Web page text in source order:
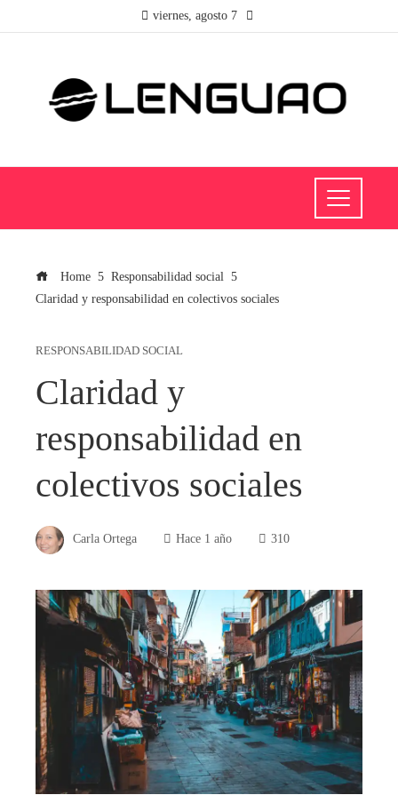
viernes, agosto 7
Home
Responsabilidad social
Claridad y responsabilidad en colectivos sociales
RESPONSABILIDAD SOCIAL
Claridad y
responsabilidad en
colectivos sociales
Carla Ortega Hace 1 año 310